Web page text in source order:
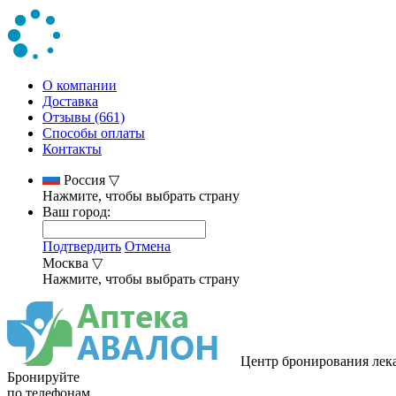
О компании
Доставка
Отзывы (661)
Способы оплаты
Контакты
Россия ▽
Нажмите, чтобы выбрать страну
Ваш город:
Подтвердить Отмена
Москва ▽
Нажмите, чтобы выбрать страну
Центр бронирования
Бронируйте
по телефонам